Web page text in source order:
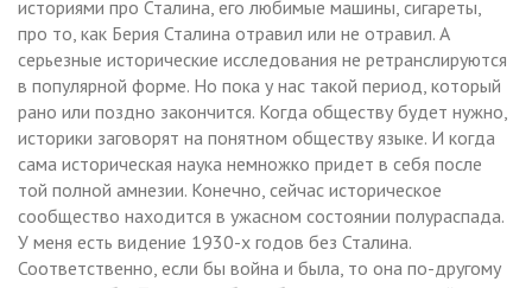
историями про Сталина, его любимые машины, сигареты,
про то, как Берия Сталина отравил или не отравил. А
серьезные исторические исследования не ретранслируются
в популярной форме. Но пока у нас такой период, который
рано или поздно закончится. Когда обществу будет нужно,
историки заговорят на понятном обществу языке. И когда
сама историческая наука немножко придет в себя после
той полной амнезии. Конечно, сейчас историческое
сообщество находится в ужасном состоянии полураспада.
У меня есть видение 1930-х годов без Сталина.
Соответственно, если бы война и была, то она по-другому